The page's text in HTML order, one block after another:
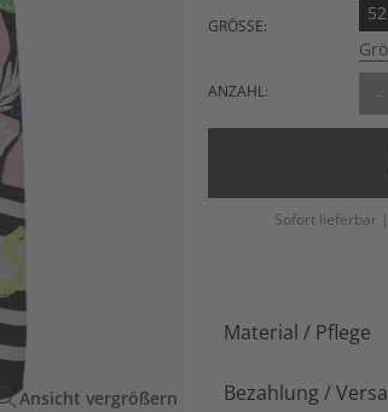
Ansicht vergrößern
GRÖSSE:
52
ANZAHL: -
Sofort lieferbar
Material / Pflege
Bezahlung /